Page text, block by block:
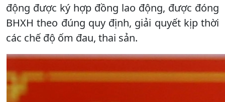
động được ký hợp đồng lao động, được đóng
BHXH theo đúng quy định, giải quyết kịp thời
các chế độ ốm đau, thai sản.